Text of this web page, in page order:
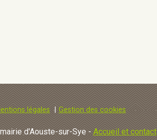
légales Gestion des cookies
d'Aouste-sur-Sye - Accueil et contact